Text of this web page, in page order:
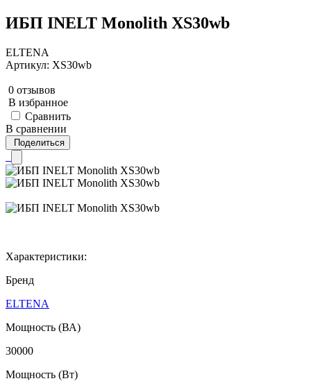
ИБП INELT Monolith XS30wb
ELTENA
Артикул: XS30wb
0 отзывов
В избранное
Сравнить
В сравнении
Поделиться
Характеристики:
Бренд
ELTENA
Мощность (ВА)
30000
Мощность (Вт)